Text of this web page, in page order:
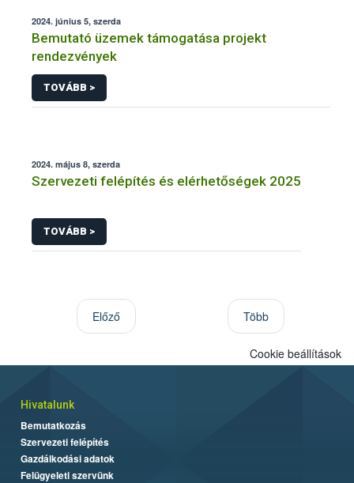
2024. június 5, szerda
Bemutató üzemek támogatása projekt
rendezvények
TOVÁBB >
2024. május 8, szerda
Szervezeti felépítés és elérhetőségek 2025
TOVÁBB >
Előző Több
Cookie beállítások
Hivatalunk
Bemutatkozás
Szervezeti felépítés
Gazdálkodási adatok
Felügyeleti szervünk